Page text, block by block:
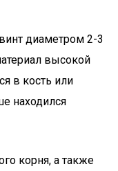
диаметром 2-3
высокой
в кость или
находился
корня, а также